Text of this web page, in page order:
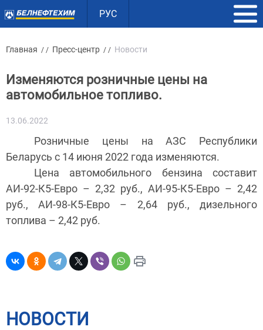
РУС
Главная / / Пресс-центр / / Новости
Изменяются розничные цены на
автомобильное топливо.
13.06.2022
Розничные цены на АЗС Республики
Беларусь с 14 июня 2022 года изменяются.
Цена автомобильного бензина составит
АИ-92-К5-Евро – 2,32 руб., АИ-95-К5-Евро – 2,42
руб., АИ-98-К5-Евро – 2,64 руб., дизельного
топлива – 2,42 руб.
НОВОСТИ